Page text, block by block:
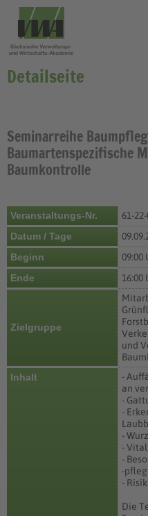
Detailseite
Seminarreihe
Baumartenspezifische
Baumkontrolle
Veranstaltungs-Nr.
61-
Datum / Tage
Beginn
09:00
Ende
16:00
Zielgruppe
und
Inhalt
-
an
-
-
-
-
-
-
-
Die